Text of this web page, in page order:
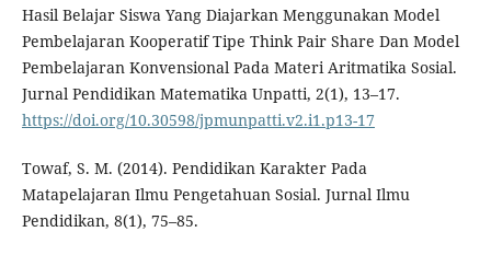
Hasil Belajar Siswa Yang Diajarkan Menggunakan Model
Pembelajaran Kooperatif Tipe Think Pair Share Dan Model
Pembelajaran Konvensional Pada Materi Aritmatika Sosial.
Jurnal Pendidikan Matematika Unpatti, 2(1), 13–17.
https://doi.org/10.30598/jpmunpatti.v2.i1.p13-17
Towaf, S. M. (2014). Pendidikan Karakter Pada
Matapelajaran Ilmu Pengetahuan Sosial. Jurnal Ilmu
Pendidikan, 8(1), 75–85.